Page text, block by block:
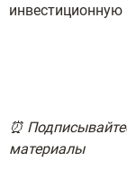
инвестиционную
⏰
материалы